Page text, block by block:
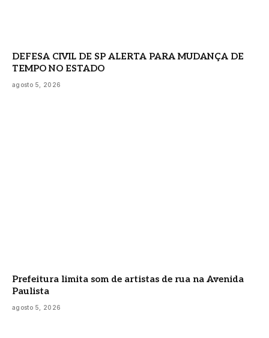
DEFESA CIVIL DE SP ALERTA PARA MUDANÇA DE
TEMPO NO ESTADO
agosto 5, 2026
Prefeitura limita som de artistas de rua na Avenida
Paulista
agosto 5, 2026